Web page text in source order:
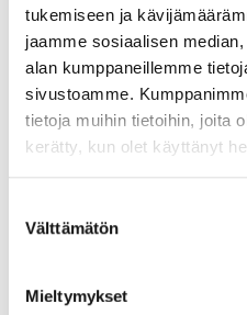
tukemiseen ja
jaamme sosiaalisen
alan kumppaneillemme
sivustoamme.
tietoja muihin tietoihin, joita
kerätty, kun olet käyttänyt
valinta
Välttämätön
Mieltymykset
Etusivu